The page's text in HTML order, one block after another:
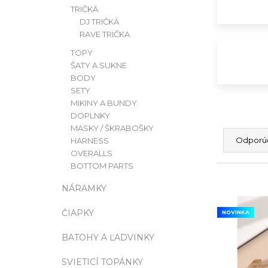
TRIČKÁ
DJ TRIČKÁ
RAVE TRIČKA
TOPY
ŠATY A SUKNE
BODY
SETY
MIKINY A BUNDY
DOPLNKY
MASKY / ŠKRABOŠKY
HARNESS
OVERALLS
BOTTOM PARTS
NÁRAMKY
ČIAPKY
BATOHY A ĽADVINKY
SVIETICÍ TOPÁNKY
R
D
I
ÝNOVINKA
T9HC HERBAL MIX RASPBERRY
CHEMDAWG AROMATIC STICK